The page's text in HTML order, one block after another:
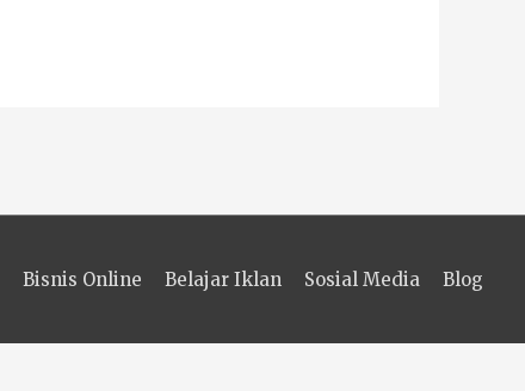
Bisnis Online Belajar Iklan Sosial Media Blog